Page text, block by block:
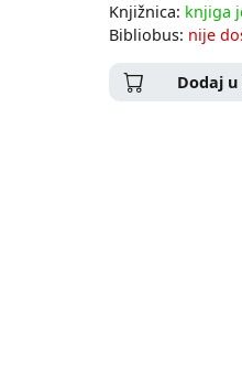
Knjižnica: knjiga
Bibliobus: nije
Dodaj